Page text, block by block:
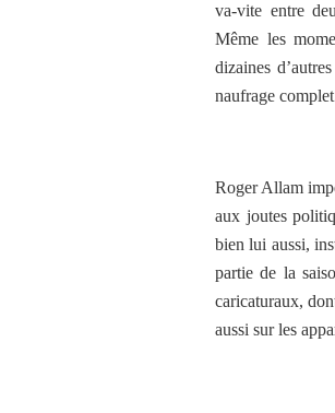
va-vite entre
Même les
dizaines
naufrage
Roger Allam
aux joutes
bien lui aussi,
partie de la
caricaturaux,
aussi sur les